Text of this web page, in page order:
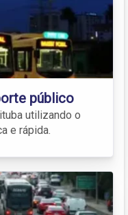
público
utilizando o
e rápida.